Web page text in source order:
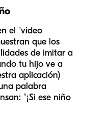
el "video
que los
de imitar a
tu hijo ve a
aplicación)
palabra
"¡Si ese niño